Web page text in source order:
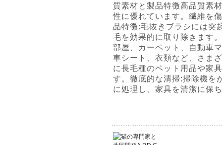
質素材と製品特徴高品質素
性に優れています。繊維を
品特徴:毛抜きブラシには突
毛を効果的に取り除きます
部屋、カーペット、自動車
車シート、衣類など、さま
に長毛種のペット用品や家
す。徹底的な清掃:掃除機を
に処理し、家具を清潔に保